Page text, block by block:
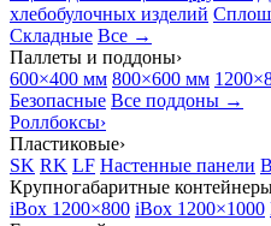
хлебобулочных изделий
Складные Все →
Паллеты и поддоны›
600×400 мм 800×600 мм
Безопасные Все поддоны →
Роллбоксы›
Пластиковые›
SK RK LF Настенные панели
Крупногабаритные
iBox 1200×800 iBox 1200×1000